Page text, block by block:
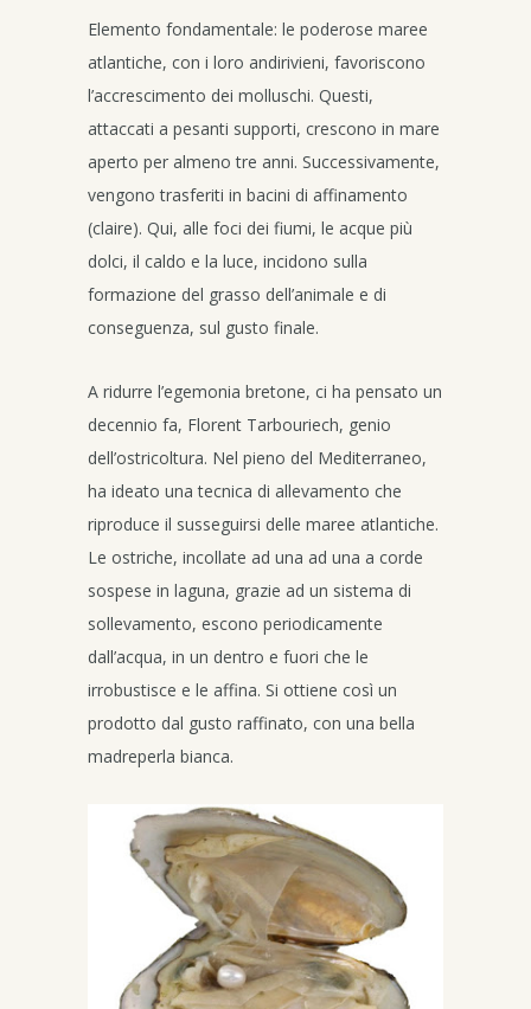
Elemento fondamentale: le poderose maree
atlantiche, con i loro andirivieni, favoriscono
l’accrescimento dei molluschi. Questi,
attaccati a pesanti supporti, crescono in mare
aperto per almeno tre anni. Successivamente,
vengono trasferiti in bacini di affinamento
(claire). Qui, alle foci dei fiumi, le acque più
dolci, il caldo e la luce, incidono sulla
formazione del grasso dell’animale e di
conseguenza, sul gusto finale.
A ridurre l’egemonia bretone, ci ha pensato un
decennio fa, Florent Tarbouriech, genio
dell’ostricoltura. Nel pieno del Mediterraneo,
ha ideato una tecnica di allevamento che
riproduce il susseguirsi delle maree atlantiche.
Le ostriche, incollate ad una ad una a corde
sospese in laguna, grazie ad un sistema di
sollevamento, escono periodicamente
dall’acqua, in un dentro e fuori che le
irrobustisce e le affina. Si ottiene così un
prodotto dal gusto raffinato, con una bella
madreperla bianca.